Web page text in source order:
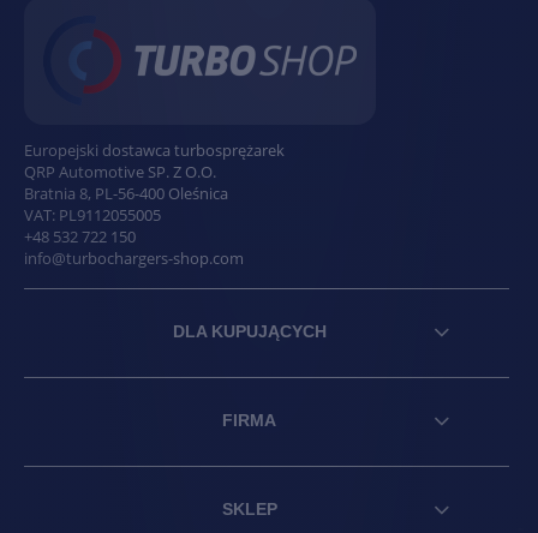
Europejski dostawca turbosprężarek
QRP Automotive SP. Z O.O.
Bratnia 8, PL-56-400 Oleśnica
VAT: PL9112055005
+48 532 722 150
info@turbochargers-shop.com
DLA KUPUJĄCYCH
FIRMA
SKLEP